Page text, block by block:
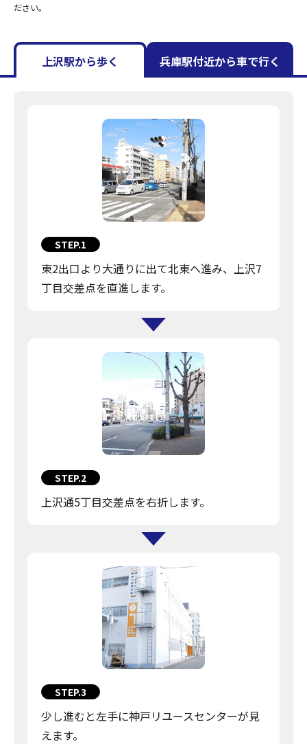
ださい。
上沢駅から歩く 兵庫駅付近から車で行く
STEP.1
東2出口より大通りに出て北東へ進み、上沢7
丁目交差点を直進します。
STEP.2
上沢通5丁目交差点を右折します。
STEP.3
少し進むと左手に神戸リユースセンターが見
えます。